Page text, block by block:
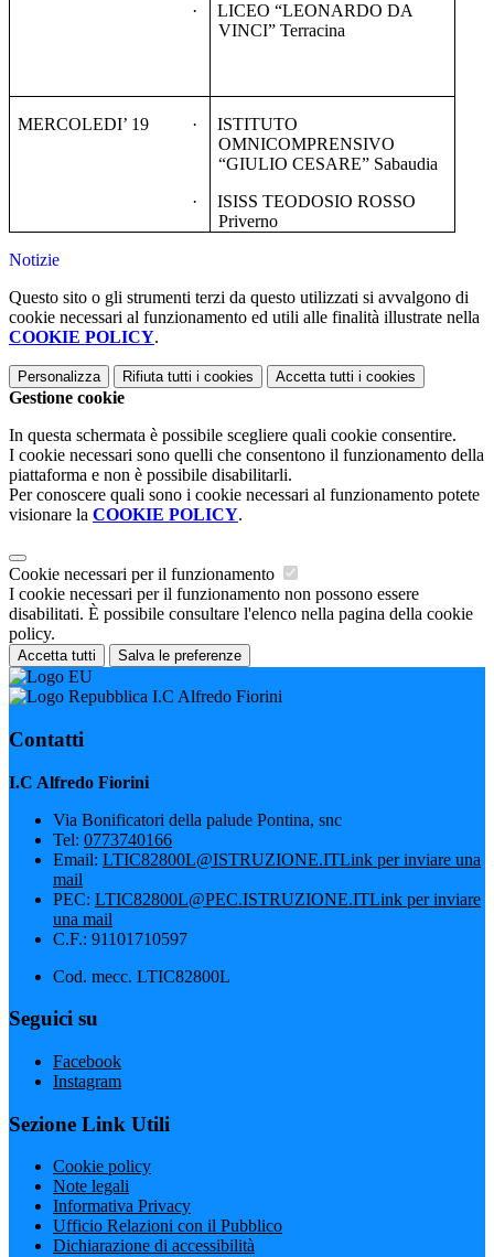
·
LICEO “LEONARDO DA
VINCI” Terracina
MERCOLEDI’ 19 ·
ISTITUTO
OMNICOMPRENSIVO
“GIULIO CESARE” Sabaudia
·
ISISS TEODOSIO ROSSO
Priverno
Notizie
Questo sito o gli strumenti terzi da questo utilizzati si avvalgono di
cookie necessari al funzionamento ed utili alle finalità illustrate nella
COOKIE POLICY.
Personalizza Rifiuta tutti i cookies Accetta tutti i cookies
Gestione cookie
In questa schermata è possibile scegliere quali cookie consentire.
I cookie necessari sono quelli che consentono il funzionamento della
piattaforma e non è possibile disabilitarli.
Per conoscere quali sono i cookie necessari al funzionamento potete
visionare la COOKIE POLICY.
Cookie necessari per il funzionamento
I cookie necessari per il funzionamento non possono essere
disabilitati. È possibile consultare l'elenco nella pagina della cookie
policy.
Accetta tutti Salva le preferenze
I.C Alfredo Fiorini
Contatti
I.C Alfredo Fiorini
Via Bonificatori della palude Pontina, snc
Tel: 0773740166
Email: LTIC82800L@ISTRUZIONE.ITLink per inviare una
mail
PEC: LTIC82800L@PEC.ISTRUZIONE.ITLink per inviare
una mail
C.F.: 91101710597
Cod. mecc. LTIC82800L
Seguici su
Facebook
Instagram
Sezione Link Utili
Cookie policy
Note legali
Informativa Privacy
Ufficio Relazioni con il Pubblico
Dichiarazione di accessibilità